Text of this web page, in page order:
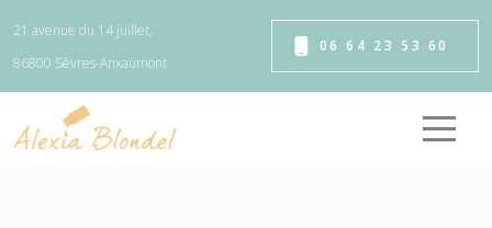
21 avenue du 14 juillet,
86800 Sèvres-Anxaumont
06 64 23 53 60